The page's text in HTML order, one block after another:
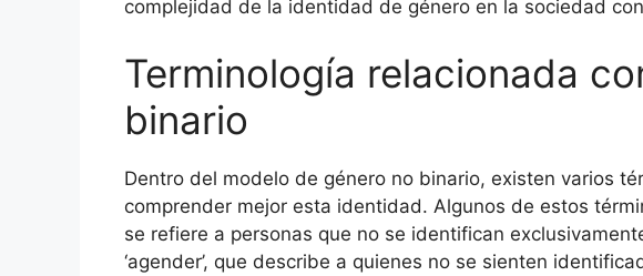
complejidad de la identidad de género en la sociedad
Terminología relacionada
binario
Dentro del modelo de género no binario, existen varios
comprender mejor esta identidad. Algunos de estos
se refiere a personas que no se identifican
‘agender’, que describe a quienes no se sienten